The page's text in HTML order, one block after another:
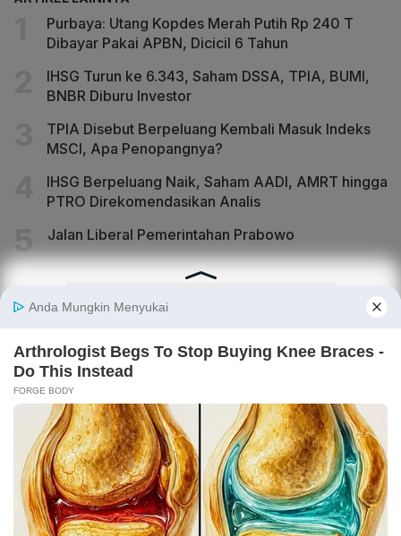
Purbaya: Utang Kopdes Merah Putih Rp 240 T
Dibayar Pakai APBN, Dicicil 6 Tahun
IHSG Turun ke 6.343, Saham DSSA, TPIA, BUMI,
BNBR Diburu Investor
TPIA Disebut Berpeluang Kembali Masuk Indeks
MSCI, Apa Penopangnya?
IHSG Berpeluang Naik, Saham AADI, AMRT hingga
PTRO Direkomendasikan Analis
Jalan Liberal Pemerintahan Prabowo